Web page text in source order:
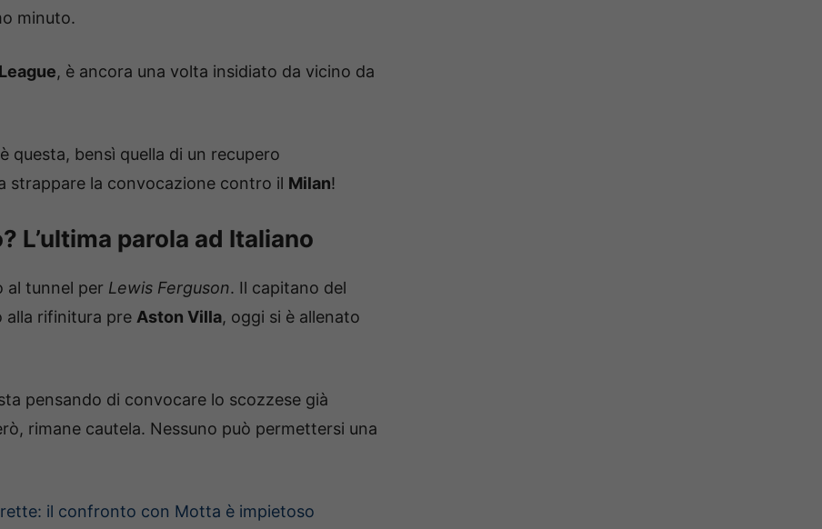
minuto.
, è ancora una volta insidiato da vicino da
questa, bensì quella di un recupero
strappare la convocazione contro il Milan!
L’ultima parola ad Italiano
al tunnel per Lewis Ferguson. Il capitano del
rifinitura pre Aston Villa, oggi si è allenato
pensando di convocare lo scozzese già
rimane cautela. Nessuno può permettersi una
il confronto con Motta è impietoso